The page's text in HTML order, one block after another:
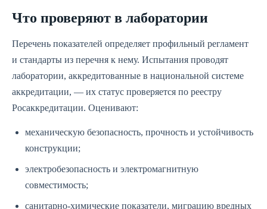
Что проверяют в лаборатории
Перечень показателей определяет профильный регламент
и стандарты из перечня к нему. Испытания проводят
лаборатории, аккредитованные в национальной системе
аккредитации, — их статус проверяется по реестру
Росаккредитации. Оценивают:
механическую безопасность, прочность и устойчивость
конструкции;
электробезопасность и электромагнитную
совместимость;
санитарно-химические показатели, миграцию вредных